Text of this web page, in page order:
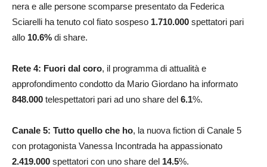
nera e alle persone scomparse presentato da Federica
Sciarelli ha tenuto col fiato sospeso 1.710.000 spettatori pari
allo 10.6% di share.
Rete 4: Fuori dal coro, il programma di attualità e
approfondimento condotto da Mario Giordano ha informato
848.000 telespettatori pari ad uno share del 6.1%.
Canale 5: Tutto quello che ho, la nuova fiction di Canale 5
con protagonista Vanessa Incontrada ha appassionato
2.419.000 spettatori con uno share del 14.5%.